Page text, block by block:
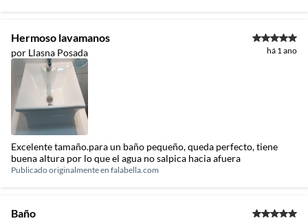
Hermoso lavamanos
por Llasna Posada há 1 ano
Excelente tamaño.para un baño pequeño, queda perfecto, tiene
buena altura por lo que el agua no salpica hacia afuera
Publicado originalmente en falabella.com
Baño